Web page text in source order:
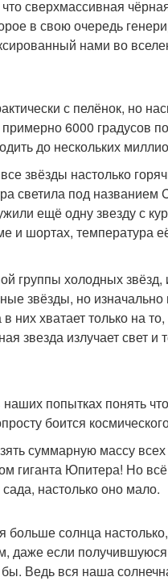
сверхмассивная
в свою очередь
нами во
с пелёнок, но
6000 градусов
до нескольких
звёзды настолько
светила под названием
ещё одну звезду с
шортах, температура
группы холодных звёзд,
звёзды, но
них хватает только на
звезда излучает свет
попытках понять
боится
суммарную массу
гиганта Юпитера! Но
настолько оно мало.
больше солнца
даже если
бы. Ведь вся наша